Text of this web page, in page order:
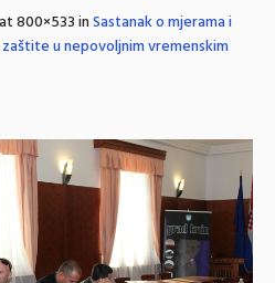
at 800×533 inSastanak o mjerama i
u nepovoljnim vremenskim